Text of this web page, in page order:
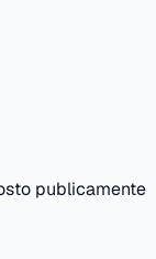
publicamente